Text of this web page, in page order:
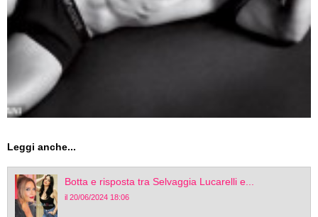
Leggi anche...
Botta e risposta tra Selvaggia Lucarelli e...
il 20/06/2024 18:06